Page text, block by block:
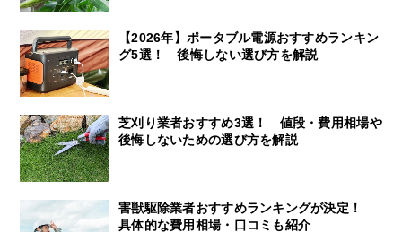
【2026年】ポータブル電源おすすめランキン
グ5選！ 後悔しない選び方を解説
芝刈り業者おすすめ3選！ 値段・費用相場や
後悔しないための選び方を解説
害獣駆除業者おすすめランキングが決定！
具体的な費用相場・口コミも紹介